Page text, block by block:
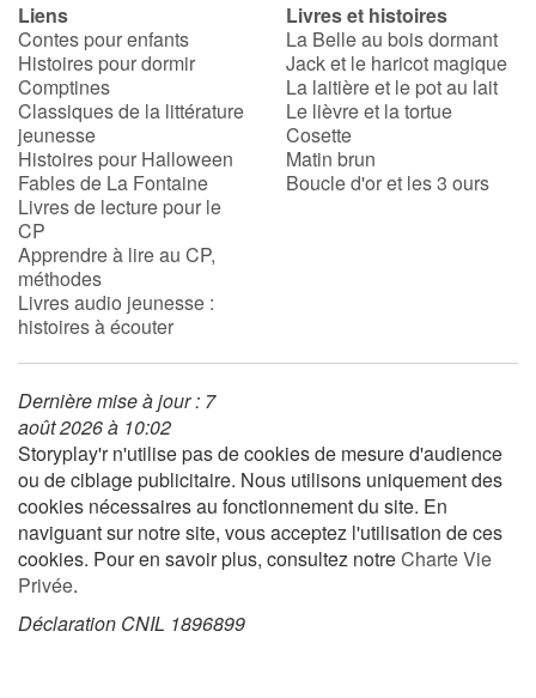
Liens
Contes pour enfants
Histoires pour dormir
Comptines
Classiques de la littérature
jeunesse
Histoires pour Halloween
Fables de La Fontaine
Livres de lecture pour le
CP
Apprendre à lire au CP,
méthodes
Livres audio jeunesse :
histoires à écouter
Livres et histoires
La Belle au bois dormant
Jack et le haricot magique
La laitière et le pot au lait
Le lièvre et la tortue
Cosette
Matin brun
Boucle d'or et les 3 ours
Dernière mise à jour : 7
août 2026 à 10:02
Storyplay'r n'utilise pas de cookies de mesure d'audience
ou de ciblage publicitaire. Nous utilisons uniquement des
cookies nécessaires au fonctionnement du site. En
naviguant sur notre site, vous acceptez l'utilisation de ces
cookies. Pour en savoir plus, consultez notreCharte Vie
Privée.
Déclaration CNIL 1896899